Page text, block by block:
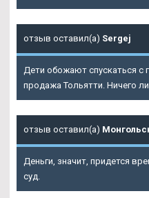
отзыв оставил(а) Sergej
Дети обожают спускаться с
продажа Тольятти. Ничего
отзыв оставил(а)
Деньги, значит, придется
суд.